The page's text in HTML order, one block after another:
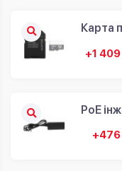
Карта
+1
PoE
+476